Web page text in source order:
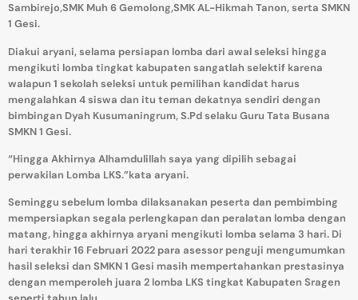
Sambirejo,SMK Muh 6 Gemolong,SMK AL-Hikmah Tanon, serta SMKN
1 Gesi.
Diakui aryani, selama persiapan lomba dari awal seleksi hingga
mengikuti lomba tingkat kabupaten sangatlah selektif karena
walapun 1 sekolah seleksi untuk pemilihan kandidat harus
mengalahkan 4 siswa dan itu teman dekatnya sendiri dengan
bimbingan Dyah Kusumaningrum, S.Pd selaku Guru Tata Busana
SMKN 1 Gesi.
“Hingga Akhirnya Alhamdulillah saya yang dipilih sebagai
perwakilan Lomba LKS.”kata aryani.
Seminggu sebelum lomba dilaksanakan peserta dan pembimbing
mempersiapkan segala perlengkapan dan peralatan lomba dengan
matang, hingga akhirnya aryani mengikuti lomba selama 3 hari. Di
hari terakhir 16 Februari 2022 para asessor penguji mengumumkan
hasil seleksi dan SMKN 1 Gesi masih mempertahankan prestasinya
dengan memperoleh juara 2 lomba LKS tingkat Kabupaten Sragen